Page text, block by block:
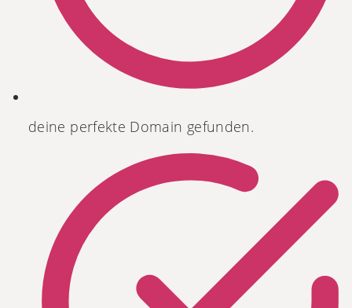
deine perfekte Domain gefunden.